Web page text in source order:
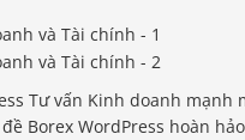
Tư vấn Kinh doanh
Borex WordPress hoàn